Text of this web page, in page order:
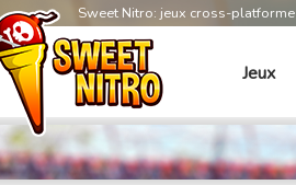
Sweet Nitro: jeux cross-platforme
Jeux